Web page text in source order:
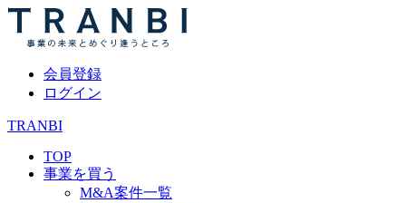
会員登録
ログイン
TRANBI
TOP
事業を買う
M&A案件一覧